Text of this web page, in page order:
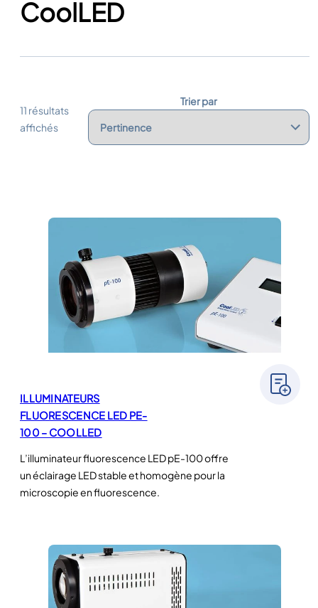
CoolLED
11 résultats
affichés
Trier par
ILLUMINATEURS
FLUORESCENCE LED PE-
100 – COOLLED
L’illuminateur fluorescence LED pE-100 offre
un éclairage LED stable et homogène pour la
microscopie en fluorescence.